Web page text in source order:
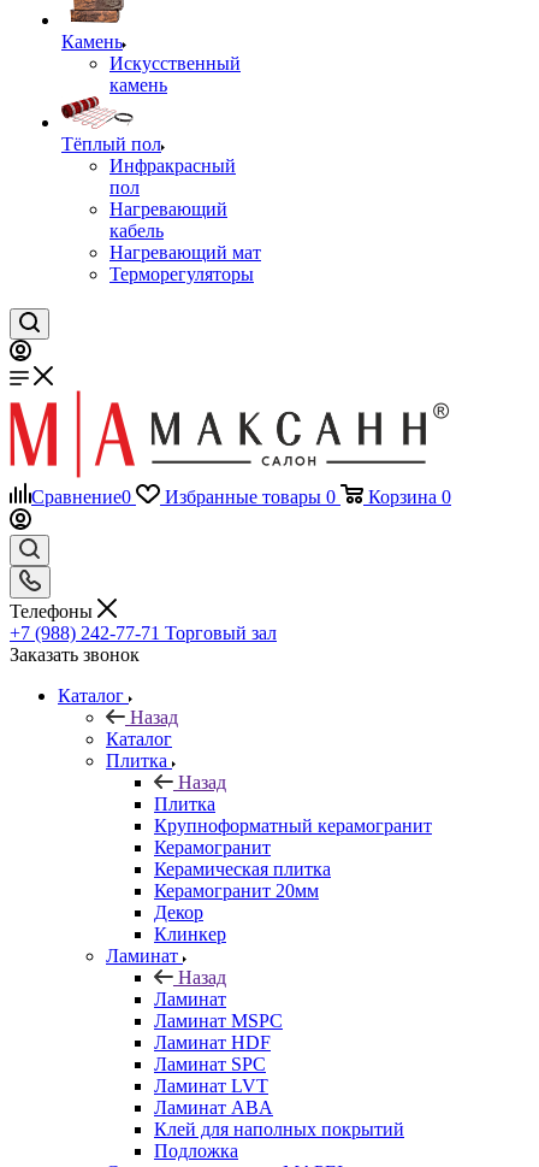
Камень
Искусственный
камень
Тёплый пол
Инфракрасный
пол
Нагревающий
кабель
Нагревающий мат
Терморегуляторы
Сравнение0 Избранные товары 0 Корзина 0
Телефоны
+7 (988) 242-77-71 Торговый зал
Заказать звонок
Каталог
Назад
Каталог
Плитка
Назад
Плитка
Крупноформатный керамогранит
Керамогранит
Керамическая плитка
Керамогранит 20мм
Декор
Клинкер
Ламинат
Назад
Ламинат
Ламинат MSPC
Ламинат HDF
Ламинат SPC
Ламинат LVT
Ламинат ABA
Клей для наполных покрытий
Подложка